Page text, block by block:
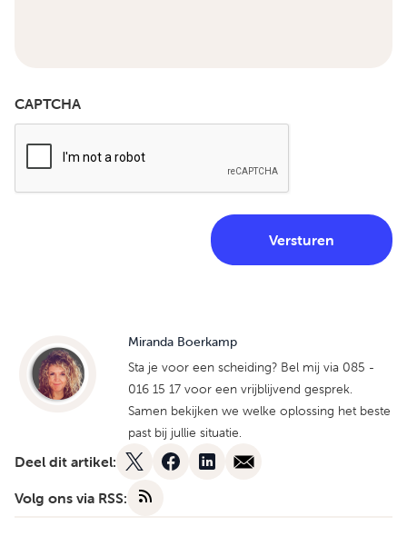
CAPTCHA
Miranda Boerkamp
Sta je voor een scheiding? Bel mij via 085 -
016 15 17 voor een vrijblijvend gesprek.
Samen bekijken we welke oplossing het beste
past bij jullie situatie.
Deel dit artikel:
Volg ons via RSS: